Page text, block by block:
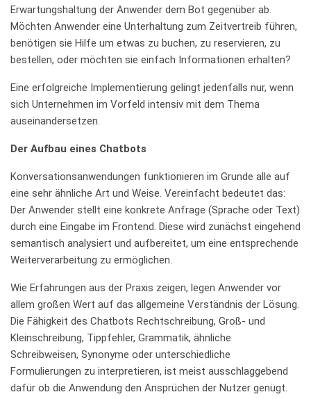
Erwartungshaltung der Anwender dem Bot gegenüber ab.
Möchten Anwender eine Unterhaltung zum Zeitvertreib führen,
benötigen sie Hilfe um etwas zu buchen, zu reservieren, zu
bestellen, oder möchten sie einfach Informationen erhalten?
Eine erfolgreiche Implementierung gelingt jedenfalls nur, wenn
sich Unternehmen im Vorfeld intensiv mit dem Thema
auseinandersetzen.
Der Aufbau eines Chatbots
Konversationsanwendungen funktionieren im Grunde alle auf
eine sehr ähnliche Art und Weise. Vereinfacht bedeutet das:
Der Anwender stellt eine konkrete Anfrage (Sprache oder Text)
durch eine Eingabe im Frontend. Diese wird zunächst eingehend
semantisch analysiert und aufbereitet, um eine entsprechende
Weiterverarbeitung zu ermöglichen.
Wie Erfahrungen aus der Praxis zeigen, legen Anwender vor
allem großen Wert auf das allgemeine Verständnis der Lösung.
Die Fähigkeit des Chatbots Rechtschreibung, Groß- und
Kleinschreibung, Tippfehler, Grammatik, ähnliche
Schreibweisen, Synonyme oder unterschiedliche
Formulierungen zu interpretieren, ist meist ausschlaggebend
dafür ob die Anwendung den Ansprüchen der Nutzer genügt.